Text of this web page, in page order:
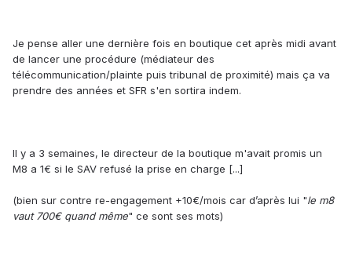
Je pense aller une dernière fois en boutique cet après midi avant
de lancer une procédure (médiateur des
télécommunication/plainte puis tribunal de proximité) mais ça va
prendre des années et SFR s'en sortira indem.
Il y a 3 semaines, le directeur de la boutique m'avait promis un
M8 a 1€ si le SAV refusé la prise en charge [...]
(bien sur contre re-engagement +10€/mois car d’après lui "le m8
vaut 700€ quand même" ce sont ses mots)